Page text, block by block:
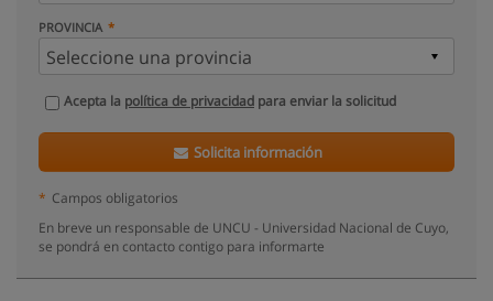
PROVINCIA
Acepta la política de privacidad para enviar la solicitud
Solicita información
* Campos obligatorios
En breve un responsable de UNCU - Universidad Nacional de Cuyo,
se pondrá en contacto contigo para informarte